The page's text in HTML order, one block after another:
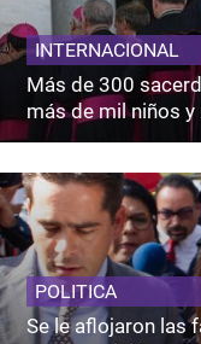
INTERNACIONAL
Más de 300
más de mil niños
POLITICA
Se le aflojaron las